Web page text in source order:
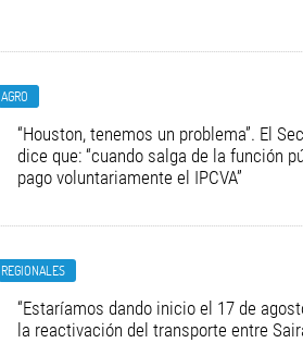
AGRO
“Houston, tenemos un problema”. El
dice que: “cuando salga de la función
pago voluntariamente el IPCVA”
REGIONALES
“Estaríamos dando inicio el 17 de
la reactivación del transporte entre